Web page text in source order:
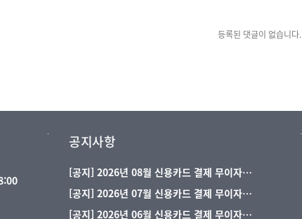
등록된 댓글이 없습니다.
공지사항
[공지] 2026년 08월 신용카드 결제 무이자…
[공지] 2026년 07월 신용카드 결제 무이자…
[공지] 2026년 06월 신용카드 결제 무이자…